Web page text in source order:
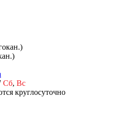
Сб, Вс
круглосуточно